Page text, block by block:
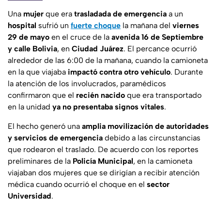
Una mujer que era trasladada de emergencia a un
hospital sufrió un fuerte choque la mañana del viernes
29 de mayo en el cruce de la avenida 16 de Septiembre
y calle Bolivia, en Ciudad Juárez. El percance ocurrió
alrededor de las 6:00 de la mañana, cuando la camioneta
en la que viajaba impactó contra otro vehículo. Durante
la atención de los involucrados, paramédicos
confirmaron que el recién nacido que era transportado
en la unidad ya no presentaba signos vitales.
El hecho generó una amplia movilización de autoridades
y servicios de emergencia debido a las circunstancias
que rodearon el traslado. De acuerdo con los reportes
preliminares de la Policía Municipal, en la camioneta
viajaban dos mujeres que se dirigían a recibir atención
médica cuando ocurrió el choque en el sector
Universidad.